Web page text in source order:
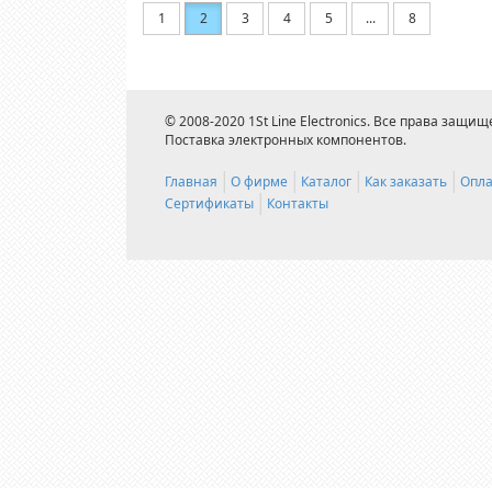
1 2 3 4 5 ... 8
© 2008-2020 1St Line Electronics. Все права
Поставка электронных компонентов.
Главная О фирме Каталог Как заказать
Сертификаты
Контакты